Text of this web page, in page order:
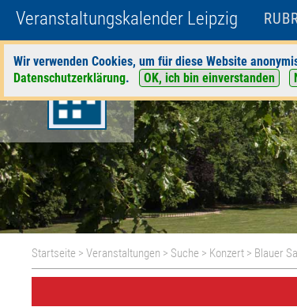
Veranstaltungskalender Leipzig
Wir verwenden Cookies, um für diese Website
Datenschutzerklärung. OK, ich bin einverstanden
Startseite >Veranstaltungen > Suche > Konzert > Blauer